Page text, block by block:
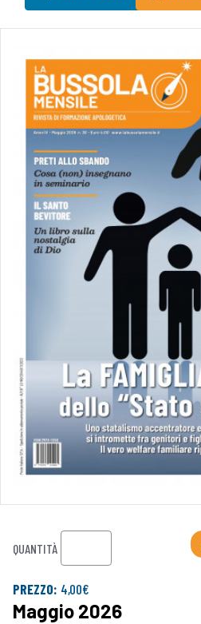
QUANTITÀ
PREZZO: 4,00€
Maggio 2026